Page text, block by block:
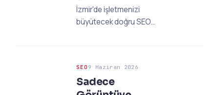
İzmir'de işletmenizi
büyütecek doğru SEO
dinamikleriyle
hazırladığımız 8 adımlı
SEO 9 Haziran 2026
Sadece